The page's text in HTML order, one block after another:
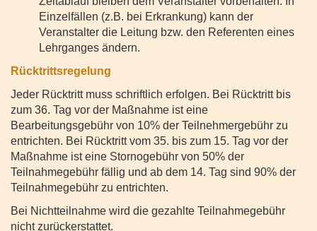
Einzelfällen (z.B. bei Erkrankung) kann der
Veranstalter die Leitung bzw. den Referenten eines
Lehrganges ändern.
Rücktrittsregelung
Jeder Rücktritt muss schriftlich erfolgen. Bei Rücktritt bis
zum 36. Tag vor der Maßnahme ist eine
Bearbeitungsgebühr von 10% der Teilnehmergebühr zu
entrichten. Bei Rücktritt vom 35. bis zum 15. Tag vor der
Maßnahme ist eine Stornogebühr von 50% der
Teilnahmegebühr fällig und ab dem 14. Tag sind 90% der
Teilnahmegebühr zu entrichten.
Bei Nichtteilnahme wird die gezahlte Teilnahmegebühr
nicht zurückerstattet.